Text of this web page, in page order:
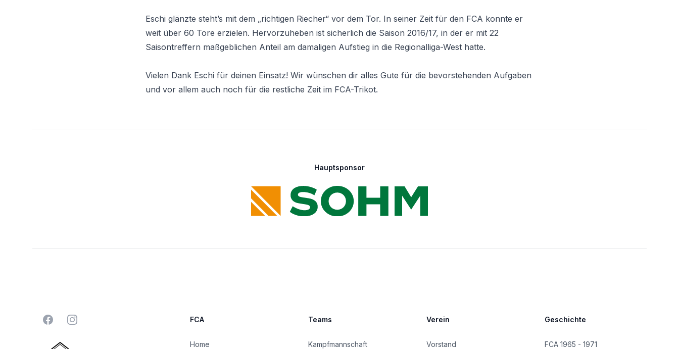
Eschi glänzte steht’s mit dem „richtigen Riecher“ vor dem Tor. In seiner Zeit für den FCA konnte er
weit über 60 Tore erzielen. Hervorzuheben ist sicherlich die Saison 2016/17, in der er mit 22
Saisontreffern maßgeblichen Anteil am damaligen Aufstieg in die Regionalliga-West hatte.
Vielen Dank Eschi für deinen Einsatz! Wir wünschen dir alles Gute für die bevorstehenden Aufgaben
und vor allem auch noch für die restliche Zeit im FCA-Trikot.
Hauptsponsor
FacebookInstagram FCA
Home
Teams
Kampfmannschaft
Verein
Vorstand
Geschichte
FCA 1965 - 1971